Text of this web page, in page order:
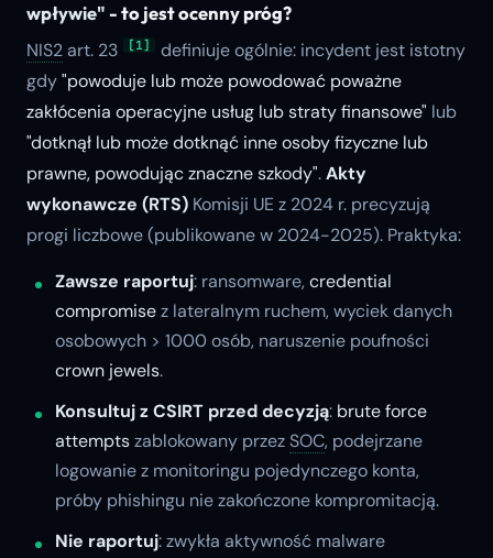
wpływie"- to jest ocenny próg?
NIS2art. 23 [1]
definiuje ogólnie: incydent jest istotny
gdy"powoduje lub może powodować poważne
zakłócenia operacyjne usług lub straty finansowe" lub
"dotknął lub może dotknąć inne osoby fizyczne lub
prawne, powodując znaczne szkody".Akty
wykonawcze (RTS) Komisji UE z 2024 r. precyzują
progi liczbowe (publikowane w 2024-2025). Praktyka:
Zawsze raportuj: ransomware,credential
compromisez lateralnym ruchem, wyciek danych
osobowych > 1000 osób, naruszenie poufności
crown jewels.
Konsultuj z CSIRT przed decyzją: brute force
attemptszablokowany przezSOC, podejrzane
logowanie z monitoringu pojedynczego konta,
próby phishingu nie zakończone kompromitacją.
Nie raportuj: zwykła aktywność malware